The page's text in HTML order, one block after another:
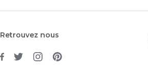
Retrouvez nous